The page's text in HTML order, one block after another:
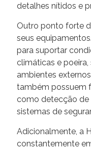
detalhes nítidos e
Outro ponto forte
seus
para suportar
climáticas e
ambientes
também possuem
como detecção
sistemas de
Adicionalmente, a
constantemente